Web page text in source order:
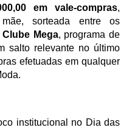
em vale-compras,
sorteada entre os
Clube Mega, programa de
salto relevante no último
efetuadas em qualquer
institucional no Dia das